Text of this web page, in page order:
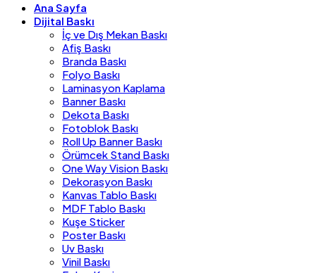
Ana Sayfa
Dijital Baskı
İç ve Dış Mekan Baskı
Afiş Baskı
Branda Baskı
Folyo Baskı
Laminasyon Kaplama
Banner Baskı
Dekota Baskı
Fotoblok Baskı
Roll Up Banner Baskı
Örümcek Stand Baskı
One Way Vision Baskı
Dekorasyon Baskı
Kanvas Tablo Baskı
MDF Tablo Baskı
Kuşe Sticker
Poster Baskı
Uv Baskı
Vinil Baskı